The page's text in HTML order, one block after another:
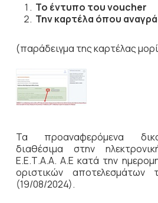
Το έντυπο τουvoucher
Την καρτέλα όπου
(παράδειγμα της καρτέλας
Τα προαναφερόμενα
διαθέσιμα στην
Ε.Ε.Τ.Α.Α. Α.Ε κατά την
οριστικών αποτελεσμάτων
(19/08/2024).